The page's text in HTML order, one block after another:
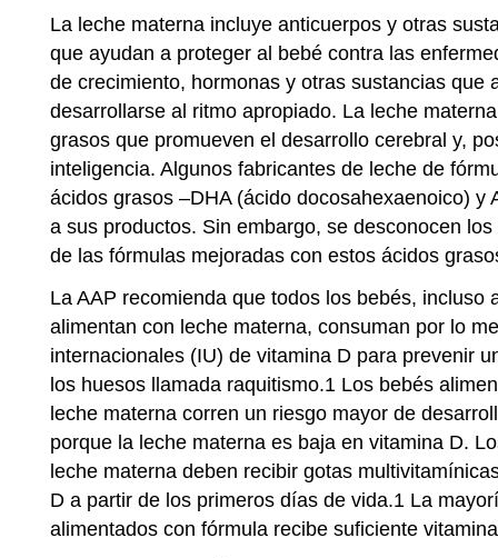
La leche materna incluye anticuerpos y otras
que ayudan a proteger al bebé contra las
de crecimiento, hormonas y otras sustancias que
desarrollarse al ritmo apropiado. La leche
grasos que promueven el desarrollo cerebral y,
inteligencia. Algunos fabricantes de leche de
ácidos grasos –DHA (ácido docosahexaenoico) y
a sus productos. Sin embargo, se desconocen
de las fórmulas mejoradas con estos ácidos
La AAP recomienda que todos los bebés, incluso
alimentan con leche materna, consuman por lo
internacionales (IU) de vitamina D para prevenir
los huesos llamada raquitismo.1 Los bebés
leche materna corren un riesgo mayor de
porque la leche materna es baja en vitamina D.
leche materna deben recibir gotas
D a partir de los primeros días de vida.1 La
alimentados con fórmula recibe suficiente